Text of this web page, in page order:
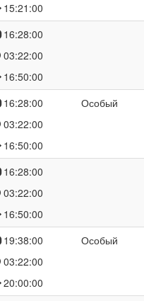
15:21:00
16:28:00
03:22:00
16:50:00
16:28:00
03:22:00
16:50:00
Особый
16:28:00
03:22:00
16:50:00
19:38:00
03:22:00
20:00:00
Особый